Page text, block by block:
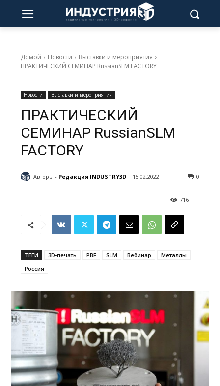
Домой Новости
Выставки и мероприятия
ПРАКТИЧЕСКИЙ СЕМИНАР RussianSLM FACTORY
Новости Выставки и мероприятия
ПРАКТИЧЕСКИЙ
СЕМИНАР RussianSLM
FACTORY
Авторы - Редакция INDUSTRY3D 15.02.2022 0
716
ТЕГИ 3D-печать PBF SLM Вебинар
Металлы
Россия